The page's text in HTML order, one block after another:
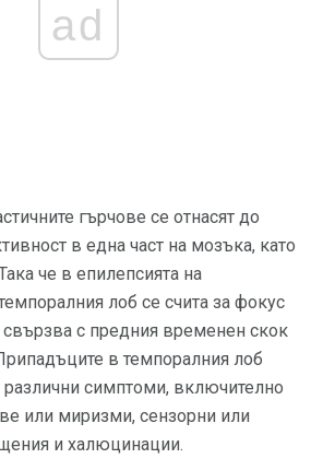
ad
гърчове се отнасят до
в една част на мозъка, като
че в епилепсията на
лоб се счита за фокус
с предния временен скок
в темпоралния лоб
симптоми, включително
или миризми, сензорни или
и халюцинации.